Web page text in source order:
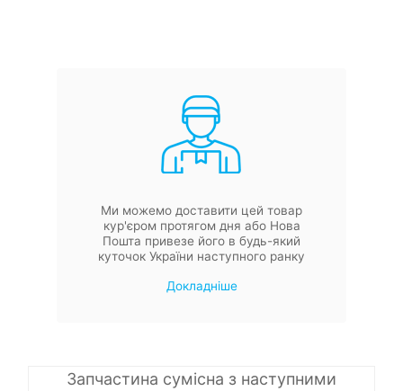
Ми можемо доставити цей товар
кур'єром протягом дня або Нова
Пошта привезе його в будь-який
куточок України наступного ранку
Докладніше
Запчастина сумісна з наступними